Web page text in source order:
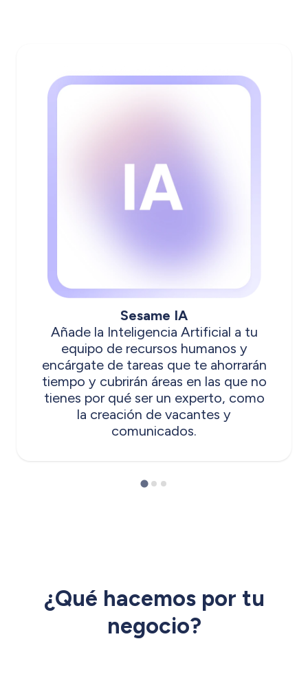
Sesame IA
Añade la Inteligencia Artificial a tu
equipo de recursos humanos y
encárgate de tareas que te ahorrarán
tiempo y cubrirán áreas en las que no
tienes por qué ser un experto, como
la creación de vacantes y
comunicados.
¿Qué hacemos por tu
negocio?